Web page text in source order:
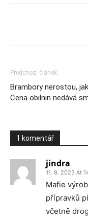
Předchozí článek
Brambory nerostou,
Cena obilnin nedává
1 komentář
jindra
11. 8. 2023 At
Mafie
přípravků
včetně